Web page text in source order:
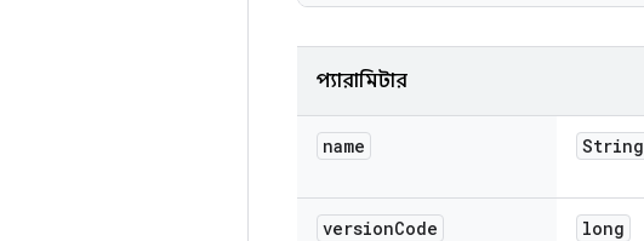
প্যারামিটার
name String
versionCode long